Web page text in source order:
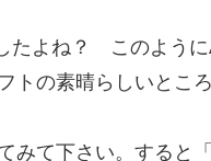
たよね？ このよう
トの素晴らしいところ
みて下さい。すると